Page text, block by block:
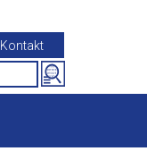
Kontakt
Search
for: